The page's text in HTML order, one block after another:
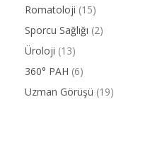
Romatoloji (15)
Sporcu Sağlığı (2)
Üroloji (13)
360° PAH (6)
Uzman Görüşü (19)